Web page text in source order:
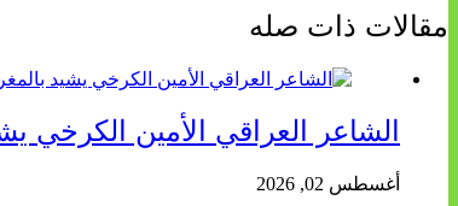
مقالات ذات صله
الشاعر العراقي الأمين الكرخي
أغسطس 02, 2026